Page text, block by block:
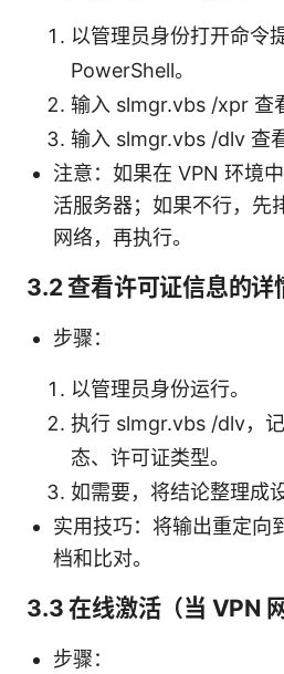
以管理员身份打开命令
PowerShell。
输入 slmgr.vbs /xpr 查
输入 slmgr.vbs /dlv 查
注意：如果在 VPN 环境
活服务器；如果不行，先
网络，再执行。
3.2 查看许可证信息的详
步骤：
以管理员身份运行。
执行 slmgr.vbs /dlv，
态、许可证类型。
如需要，将结论整理成
实用技巧：将输出重定向
档和比对。
3.3 在线激活（当 VPN
步骤：